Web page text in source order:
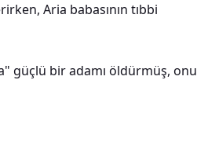
Aria babasının tıbbi
güçlü bir adamı öldürmüş, onu